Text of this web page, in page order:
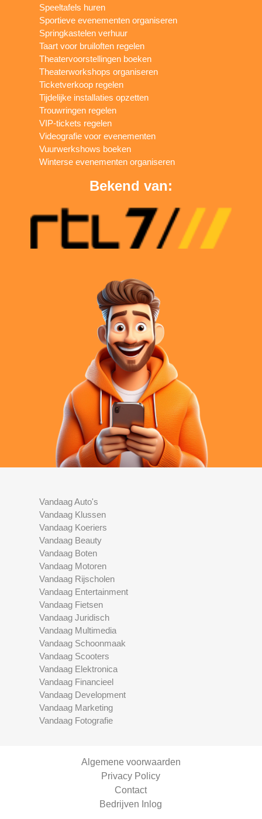
Speeltafels huren
Sportieve evenementen organiseren
Springkastelen verhuur
Taart voor bruiloften regelen
Theatervoorstellingen boeken
Theaterworkshops organiseren
Ticketverkoop regelen
Tijdelijke installaties opzetten
Trouwringen regelen
VIP-tickets regelen
Videografie voor evenementen
Vuurwerkshows boeken
Winterse evenementen organiseren
Bekend van:
Vandaag Auto's
Vandaag Klussen
Vandaag Koeriers
Vandaag Beauty
Vandaag Boten
Vandaag Motoren
Vandaag Rijscholen
Vandaag Entertainment
Vandaag Fietsen
Vandaag Juridisch
Vandaag Multimedia
Vandaag Schoonmaak
Vandaag Scooters
Vandaag Elektronica
Vandaag Financieel
Vandaag Development
Vandaag Marketing
Vandaag Fotografie
Algemene voorwaarden
Privacy Policy
Contact
Bedrijven Inlog